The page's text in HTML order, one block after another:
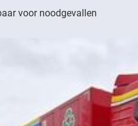
voor noodgevallen